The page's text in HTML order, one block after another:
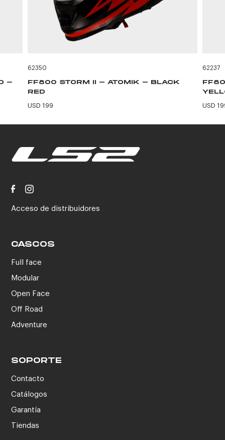
-
62350
FF800 STORM II - ATOMIK - BLACK
RED
USD 199
62237
USD
Acceso de distribuidores
CASCOS
Full face
Modular
Open Face
Off Road
Adventure
SOPORTE
Contacto
Catálogos
Garantía
Tiendas